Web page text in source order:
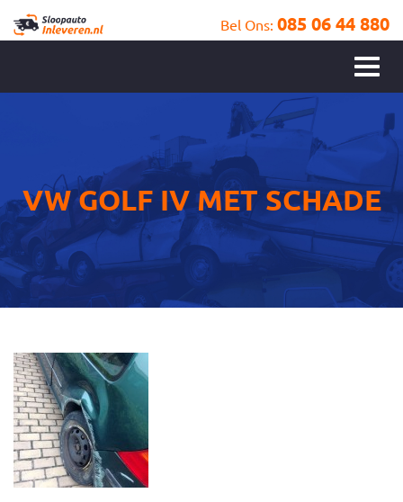
Bel Ons: 085 06 44 880
VW GOLF IV MET SCHADE